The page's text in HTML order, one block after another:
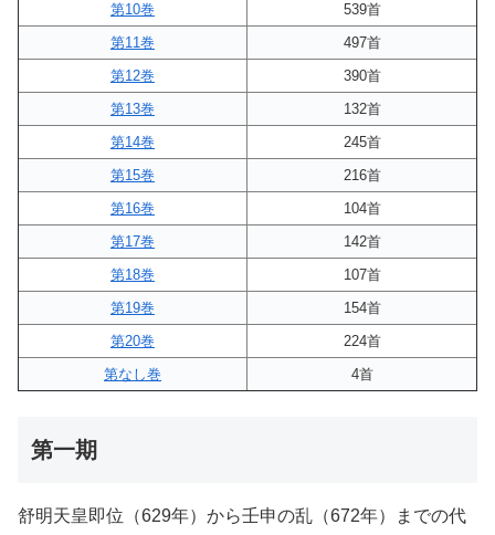
第10巻
539首
第11巻
497首
第12巻
390首
第13巻
132首
第14巻
245首
第15巻
216首
第16巻
104首
第17巻
142首
第18巻
107首
第19巻
154首
第20巻
224首
第なし巻
4首
第一期
舒明天皇即位（629年）から壬申の乱（672年）までの代